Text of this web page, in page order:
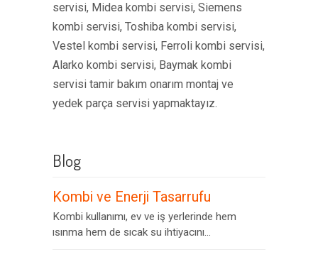
servisi, Midea kombi servisi, Siemens
kombi servisi, Toshiba kombi servisi,
Vestel kombi servisi, Ferroli kombi servisi,
Alarko kombi servisi, Baymak kombi
servisi tamir bakım onarım montaj ve
yedek parça servisi yapmaktayız.
Blog
Kombi ve Enerji Tasarrufu
Kombi kullanımı, ev ve iş yerlerinde hem
ısınma hem de sıcak su ihtiyacını...